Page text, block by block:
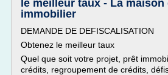
le meilleur taux - La
immobilier
DEMANDE DE DEFISCALISATION
Obtenez le meilleur taux
Quel que soit votre projet, prêt
crédits, regroupement de crédits,